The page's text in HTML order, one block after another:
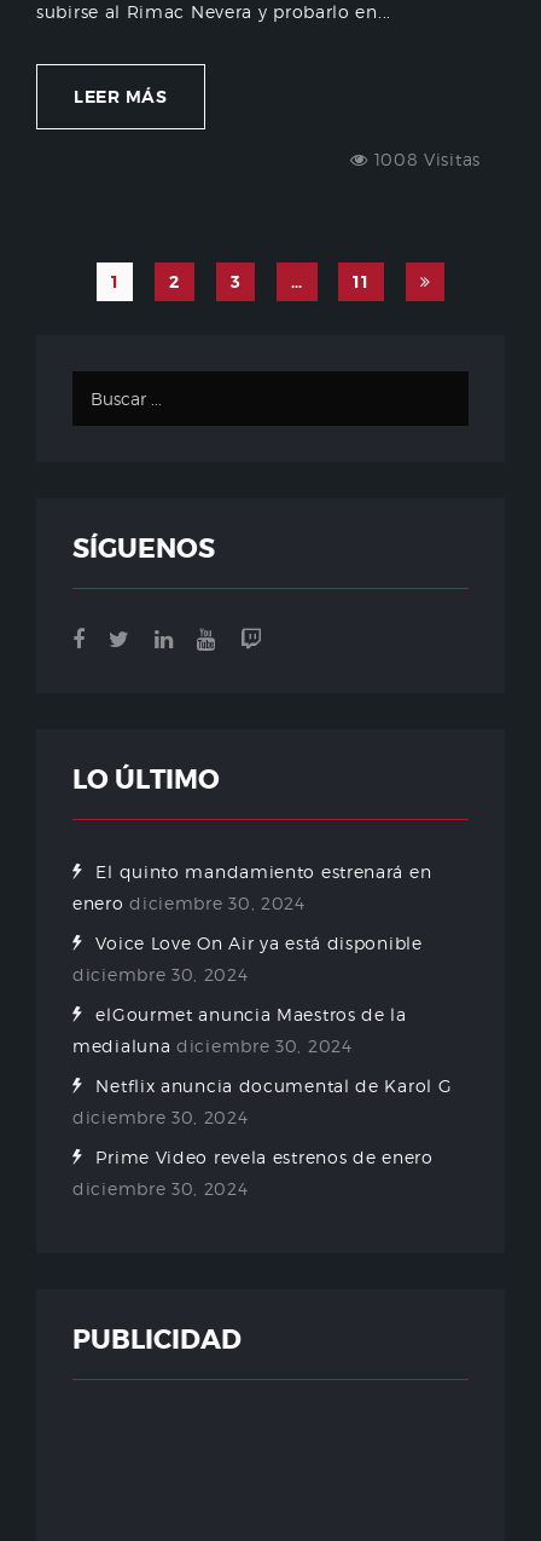
subirse al Rimac Nevera y probarlo en...
LEER MÁS
1008 Visitas
1 2 3 … 11
SÍGUENOS
LO ÚLTIMO
El quinto mandamiento estrenará en
enero diciembre 30, 2024
Voice Love On Air ya está disponible
diciembre 30, 2024
elGourmet anuncia Maestros de la
medialuna diciembre 30, 2024
Netflix anuncia documental de Karol G
diciembre 30, 2024
Prime Video revela estrenos de enero
diciembre 30, 2024
PUBLICIDAD